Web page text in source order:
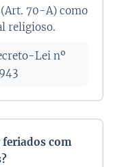
70-A) como
religioso.
Lei nº
feriados com